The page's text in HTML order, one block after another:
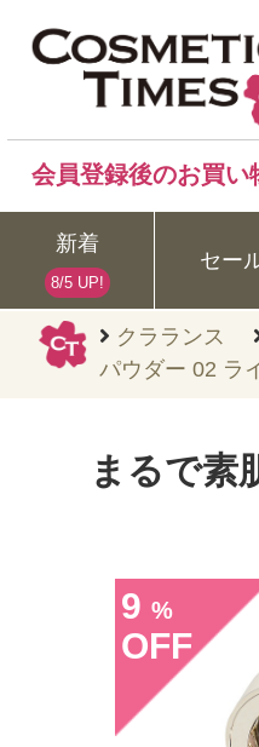
クラランス
パウダー 02 ラ
会員登録後のお買い
新着
8/5 UP!
セー
まるで素
9 %
OFF